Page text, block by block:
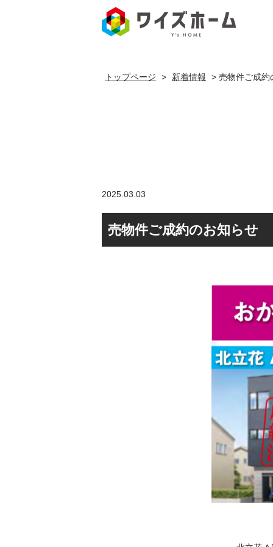
トップページ > 新着情報 > 売物件ご成約
2025.03.03
売物件ご成約のお知らせ